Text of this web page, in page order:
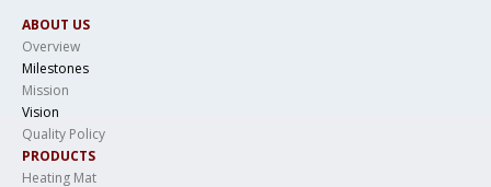
ABOUT US
Overview
Milestones
Mission
Vision
Quality Policy
PRODUCTS
Heating Mat